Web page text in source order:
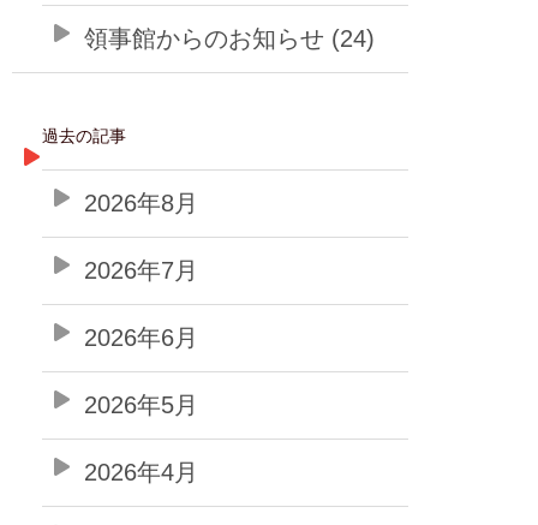
領事館からのお知らせ (24)
過去の記事
2026年8月
2026年7月
2026年6月
2026年5月
2026年4月